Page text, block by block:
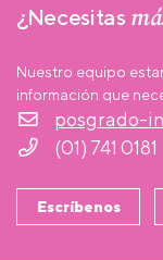
¿Necesitas
Nuestro equipo
información que
posgrado-
(01) 741 0181
Escríbenos